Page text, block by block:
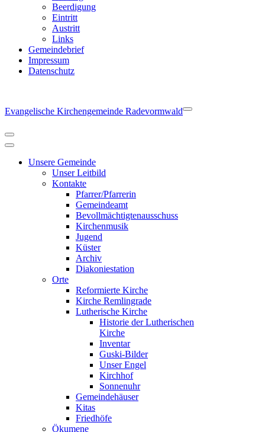
Beerdigung
Eintritt
Austritt
Links
Gemeindebrief
Impressum
Datenschutz
Evangelische Kirchengemeinde Radevormwald Navigationsmenü
Navigationsmenü
Unsere Gemeinde
Unser Leitbild
Kontakte
Pfarrer/Pfarrerin
Gemeindeamt
Bevollmächtigtenausschuss
Kirchenmusik
Jugend
Küster
Archiv
Diakoniestation
Orte
Reformierte Kirche
Kirche Remlingrade
Lutherische Kirche
Historie der Lutherischen
Kirche
Inventar
Guski-Bilder
Unser Engel
Kirchhof
Sonnenuhr
Gemeindehäuser
Kitas
Friedhöfe
Ökumene